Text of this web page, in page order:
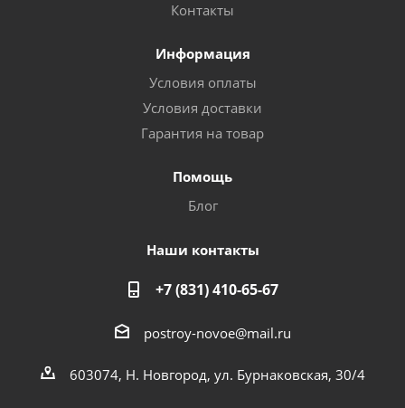
Контакты
Информация
Условия оплаты
Условия доставки
Гарантия на товар
Помощь
Блог
Наши контакты
+7 (831) 410-65-67
postroy-novoe@mail.ru
603074, Н. Новгород, ул. Бурнаковская, 30/4